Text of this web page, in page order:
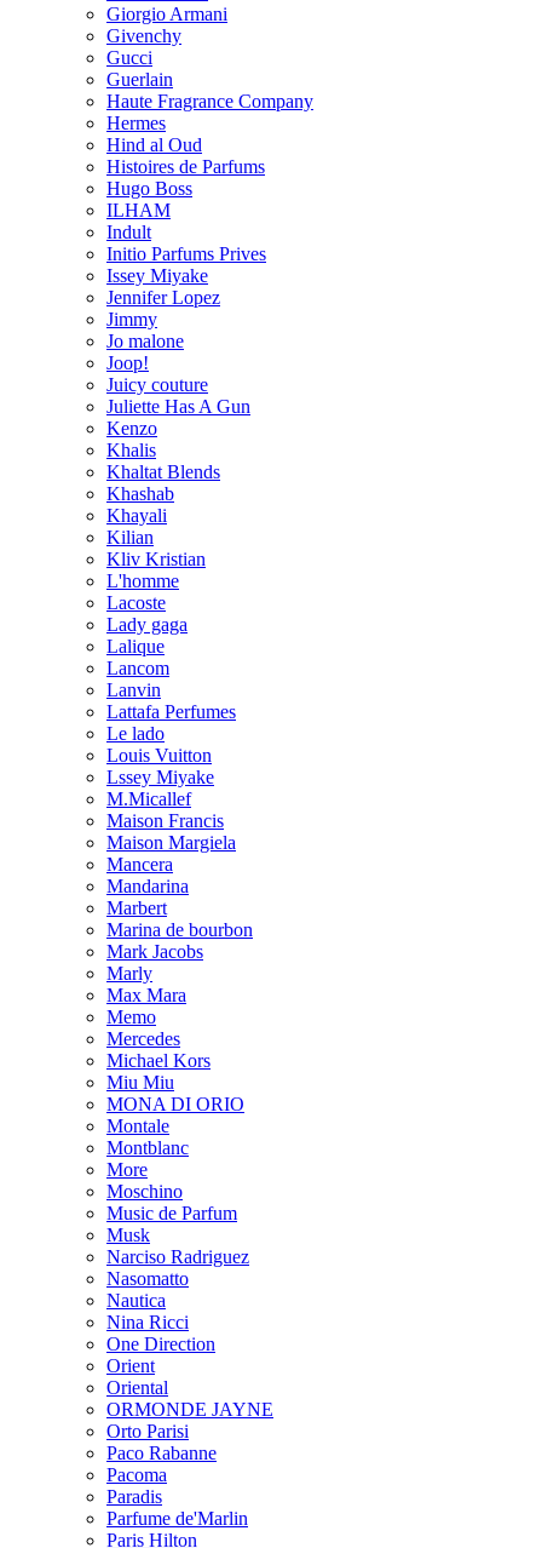
Giorgio Armani
Givenchy
Gucci
Guerlain
Haute Fragrance Company
Hermes
Hind al Oud
Histoires de Parfums
Hugo Boss
ILHAM
Indult
Initio Parfums Prives
Issey Miyake
Jennifer Lopez
Jimmy
Jo malone
Joop!
Juicy couture
Juliette Has A Gun
Kenzo
Khalis
Khaltat Blends
Khashab
Khayali
Kilian
Kliv Kristian
L'homme
Lacoste
Lady gaga
Lalique
Lancom
Lanvin
Lattafa Perfumes
Le lado
Louis Vuitton
Lssey Miyake
M.Micallef
Maison Francis
Maison Margiela
Mancera
Mandarina
Marbert
Marina de bourbon
Mark Jacobs
Marly
Max Mara
Memo
Mercedes
Michael Kors
Miu Miu
MONA DI ORIO
Montale
Montblanc
More
Moschino
Music de Parfum
Musk
Narciso Radriguez
Nasomatto
Nautica
Nina Ricci
One Direction
Orient
Oriental
ORMONDE JAYNE
Orto Parisi
Paco Rabanne
Pacoma
Paradis
Parfume de'Marlin
Paris Hilton